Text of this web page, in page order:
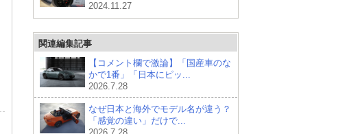
2024.11.27
関連編集記事
【コメント欄で激論】「国産車のな
かで1番」「日本にピッ...
2026.7.28
なぜ日本と海外でモデル名が違う？
「感覚の違い」だけで...